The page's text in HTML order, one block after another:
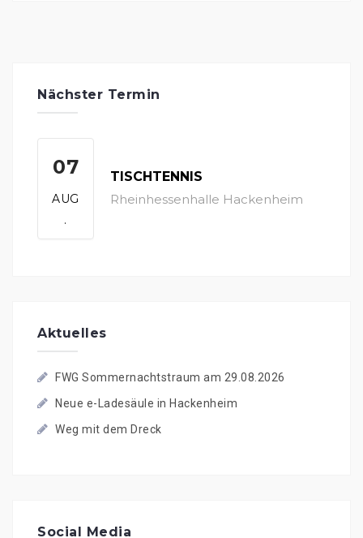
Nächster Termin
07
AUG
.
TISCHTENNIS
Rheinhessenhalle Hackenheim
Aktuelles
FWG Sommernachtstraum am 29.08.2026
Neue e-Ladesäule in Hackenheim
Weg mit dem Dreck
Social Media